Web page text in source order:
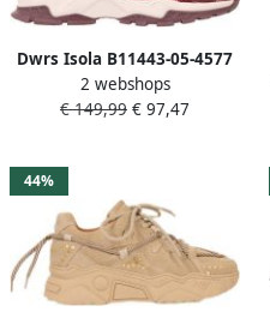
Dwrs Isola B11443-05-4577
Bordeaux Rood Wit
2 webshops
€ 149,99 € 97,47
44%